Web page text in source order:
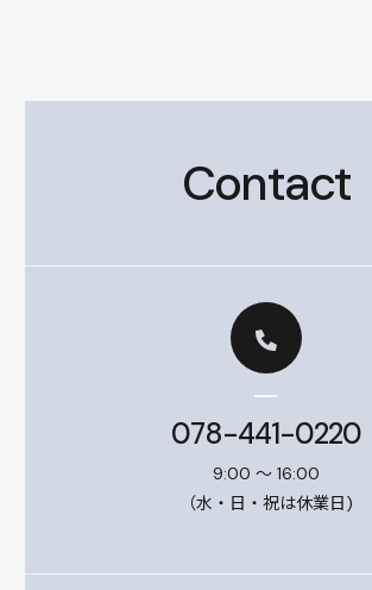
Contact
078-441-0220
9:00 ～ 16:00
（水・日・祝は休業日)